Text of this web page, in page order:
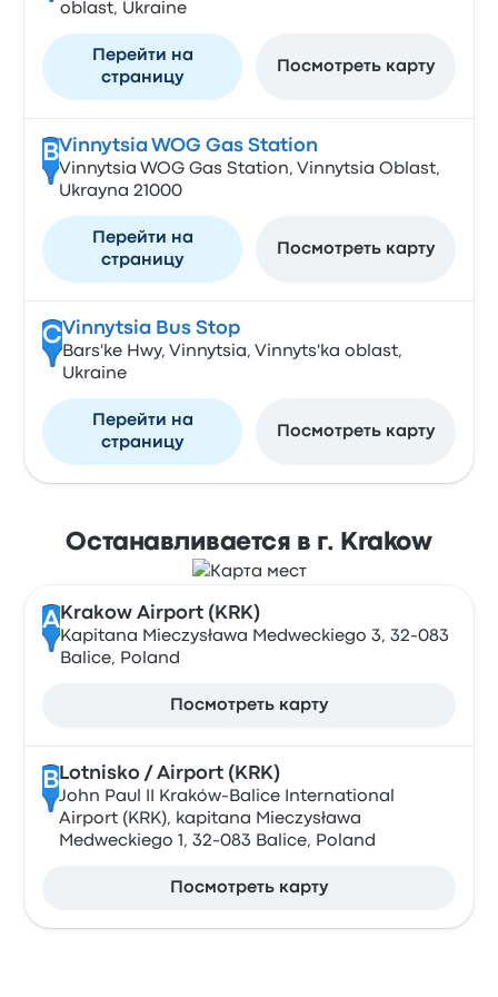
oblast, Ukraine
Перейти на
страницу
Посмотреть карту
BVinnytsia WOG Gas Station
Vinnytsia WOG Gas Station, Vinnytsia Oblast,
Ukrayna 21000
Перейти на
страницу
Посмотреть карту
CVinnytsia Bus Stop
Bars'ke Hwy, Vinnytsia, Vinnyts'ka oblast,
Ukraine
Перейти на
страницу
Посмотреть карту
Останавливается в г. Krakow
A Krakow Airport (KRK)
Kapitana Mieczysława Medweckiego 3, 32-083
Balice, Poland
Посмотреть карту
B Lotnisko / Airport (KRK)
John Paul II Kraków-Balice International
Airport (KRK), kapitana Mieczysława
Medweckiego 1, 32-083 Balice, Poland
Посмотреть карту